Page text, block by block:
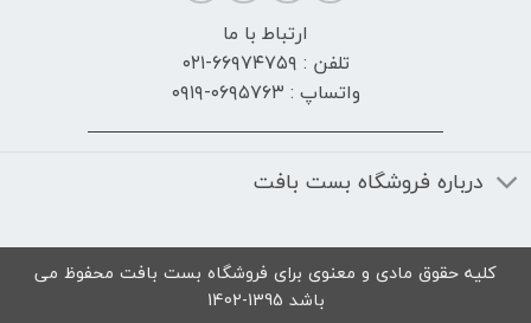
ارتباط با ما
تلفن : ۶۶۹۷۴۷۵۹-۰۲۱
واتساپ : ۰۶۹۵۷۶۳-۰۹۱۹
درباره فروشگاه بست بافت
کلیه حقوق مادی و معنوی برای فروشگاه بست بافت محفوظ می
باشد 1395-1402